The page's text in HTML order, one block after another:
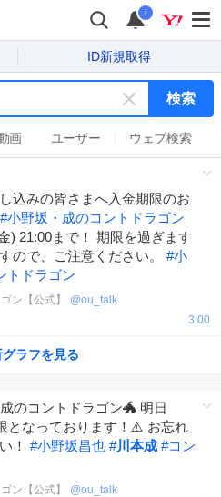
i
ID新規取得
キ
ー
ワ
ド
を
消
す
検索
画 ユーザー ウェブ検索
込みの皆さまへ入金期限のお
#小野坂・成のコントドラゴン
) 21:00まで！ 期限を過ぎます
ので、ご注意ください。 #小
トドラゴン
ン【公式】 @ou_talk
3:00
ラフを見る
のコントドラゴン🐲 明日
となっております！⚠️ お忘れ
！ #小野坂昌也 #川本成 #コン
ン【公式】 @ou_talk